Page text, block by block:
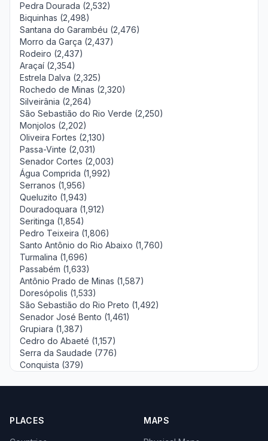
Pedra Dourada (2,532)
Biquinhas (2,498)
Santana do Garambéu (2,476)
Morro da Garça (2,437)
Rodeiro (2,437)
Araçaí (2,354)
Estrela Dalva (2,325)
Rochedo de Minas (2,320)
Silveirânia (2,264)
São Sebastião do Rio Verde (2,250)
Monjolos (2,202)
Oliveira Fortes (2,130)
Passa-Vinte (2,031)
Senador Cortes (2,003)
Água Comprida (1,992)
Serranos (1,956)
Queluzito (1,943)
Douradoquara (1,912)
Seritinga (1,854)
Pedro Teixeira (1,806)
Santo Antônio do Rio Abaixo (1,760)
Turmalina (1,696)
Passabém (1,633)
Antônio Prado de Minas (1,587)
Doresópolis (1,533)
São Sebastião do Rio Preto (1,492)
Senador José Bento (1,461)
Grupiara (1,387)
Cedro do Abaeté (1,157)
Serra da Saudade (776)
Conquista (379)
PLACES MAPS